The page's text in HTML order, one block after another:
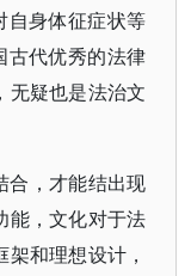
自身体征症状等
古代优秀的法律
无疑也是法治文
合，才能结出现
能，文化对于法
和理想设计，